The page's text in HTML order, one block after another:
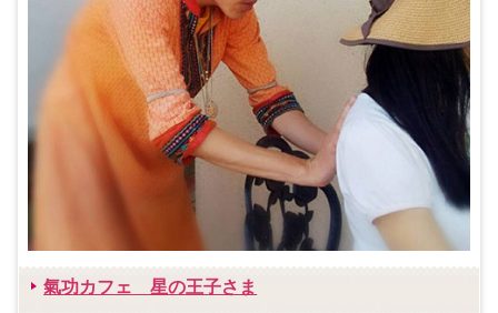
氣功カフェ 星の王子さま